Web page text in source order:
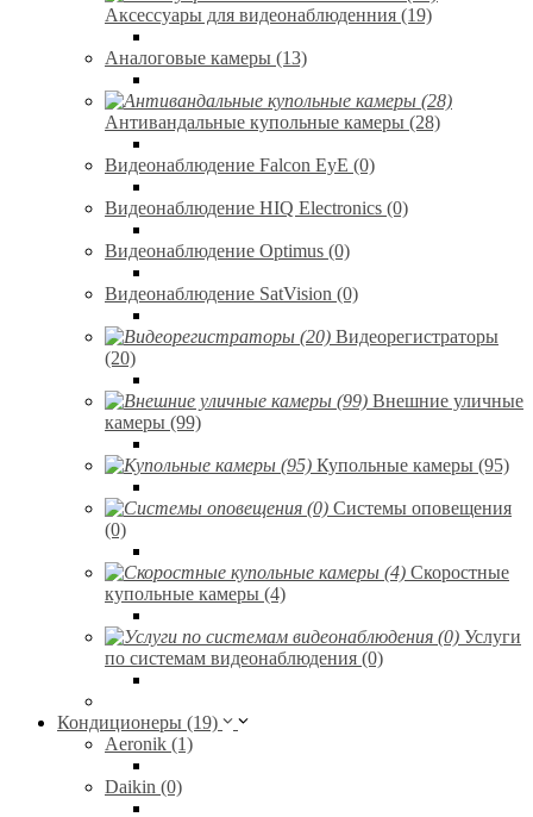
Аксессуары для видеонаблюденния (19)
Аналоговые камеры (13)
Антивандальные купольные камеры (28)
Видеонаблюдение Falcon EyE (0)
Видеонаблюдение HIQ Electronics (0)
Видеонаблюдение Optimus (0)
Видеонаблюдение SatVision (0)
Видеорегистраторы
(20)
Внешние уличные
камеры (99)
Купольные камеры (95)
Системы оповещения
(0)
Скоростные
купольные камеры (4)
Услуги
по системам видеонаблюдения (0)
Кондиционеры (19)
Aeronik (1)
Daikin (0)